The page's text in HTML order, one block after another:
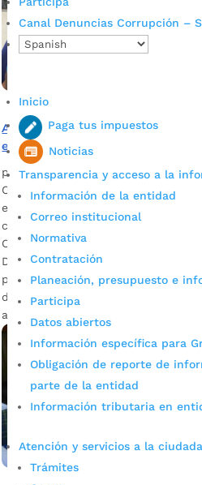
Canal Denuncias Corrupción –
Inicio
Paga tus impuestos
Noticias
Transparencia y acceso a la
Información de la entidad
Correo institucional
Normativa
Contratación
Planeación, presupuesto e
Participa
Datos abiertos
Información específica para
Obligación de reporte de
parte de la entidad
Información tributaria en
Atención y servicios a la
Trámites
Así se educa ‘en casa’ a
estudia en colegios oficiales de
porAlcaldía de Bucaramanga |
Con llamadas, video llamadas,
educativos, 29 profesionales de
comunican con estudiantes
Chacón, coordinadora del proceso
Descargar audio Con mucha
profesionalismo, 29 personas que
de Apoyo Pedagógico y trece de
adelantan la tarea diaria […]